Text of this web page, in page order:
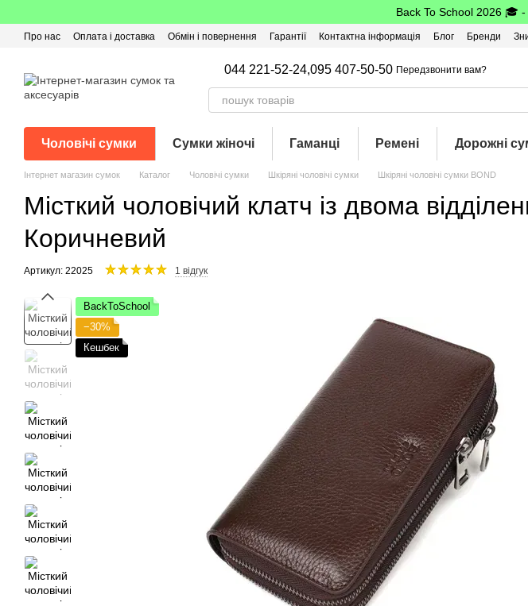
Back To School 2026 🎓 -
Про нас Оплата і доставка Обмін і повернення Гарантії Контактна інформація Блог Бренди
044 221-52-24,095 407-50-50 Передзвонити вам?
Чоловічі сумки Сумки жіночі Гаманці Ремені Дорожні
Інтернет магазин сумок Каталог Чоловічі сумки Шкіряні чоловічі сумки Шкіряні чоловічі сумки BOND
Місткий чоловічий клатч із двома
Коричневий
Артикул: 22025 1 відгук
BackToSchool
−30%
Кешбек